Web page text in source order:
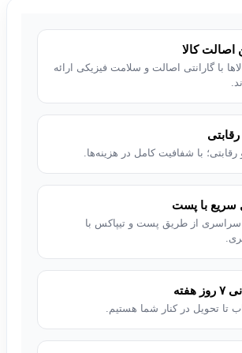
اصالت کالا
با گارانتی اصالت و سلامت فیزیکی ارائه
رقابتی؛ با شفافیت کامل در هزینه‌ها.
سریع با پست
سراسری از طریق پست و تیپاکس با
هفته
تا تحویل در کنار شما هستیم.